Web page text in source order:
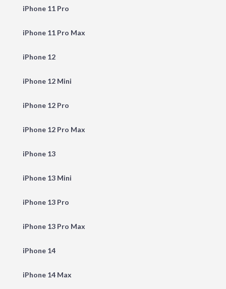
iPhone 11 Pro
iPhone 11 Pro Max
iPhone 12
iPhone 12 Mini
iPhone 12 Pro
iPhone 12 Pro Max
iPhone 13
iPhone 13 Mini
iPhone 13 Pro
iPhone 13 Pro Max
iPhone 14
iPhone 14 Max